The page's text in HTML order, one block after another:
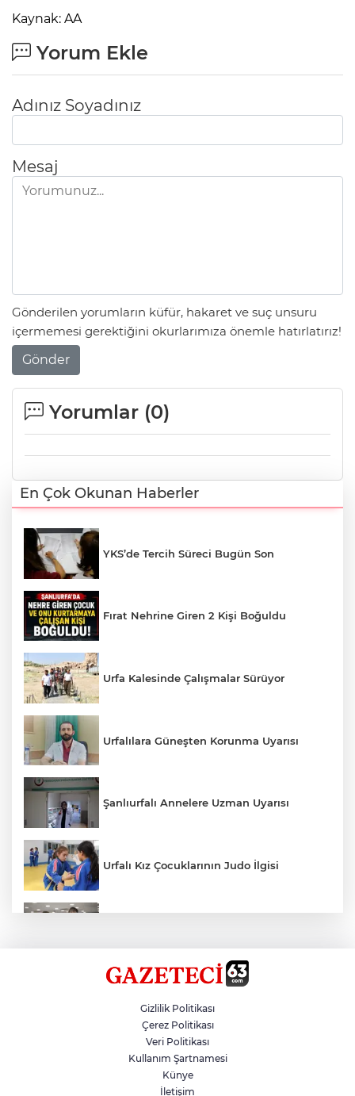
Kaynak: AA
Yorum Ekle
Adınız Soyadınız
Mesaj
Gönderilen yorumların küfür, hakaret ve suç unsuru
içermemesi gerektiğini okurlarımıza önemle hatırlatırız!
Gönder
Yorumlar (0)
En Çok Okunan Haberler
YKS’de Tercih Süreci Bugün Son
Fırat Nehrine Giren 2 Kişi Boğuldu
Urfa Kalesinde Çalışmalar Sürüyor
Urfalılara Güneşten Korunma Uyarısı
Şanlıurfalı Annelere Uzman Uyarısı
Urfalı Kız Çocuklarının Judo İlgisi
Zincirleme Kazada 7 Kişi Yaralandı
Şanlıurfalı 300 Kadına İstihdam
Gizlilik Politikası
Çerez Politikası
Veri Politikası
Kullanım Şartnamesi
Künye
İletişim